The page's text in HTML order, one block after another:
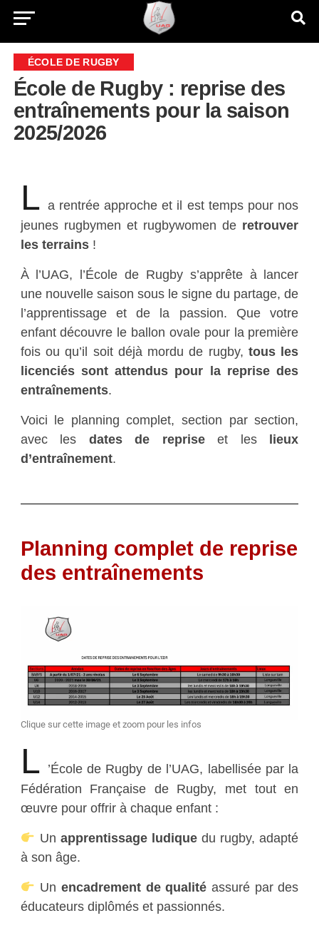
ÉCOLE DE RUGBY
École de Rugby : reprise des
entraînements pour la saison
2025/2026
L a rentrée approche et il est temps pour nos
jeunes rugbymen et rugbywomen de retrouver
les terrains!
À l’UAG, l’École de Rugby s’apprête à lancer
une nouvelle saison sous le signe du partage, de
l’apprentissage et de la passion. Que votre
enfant découvre le ballon ovale pour la première
fois ou qu’il soit déjà mordu de rugby,tous les
licenciés sont attendus pour la reprise des
entraînements.
Voici le planning complet, section par section,
avec les dates de repriseet les lieux
d’entraînement.
Planning complet de reprise
des entraînements
Clique sur cette image et zoom pour les infos
L ’École de Rugby de l’UAG, labellisée par la
Fédération Française de Rugby, met tout en
œuvre pour offrir à chaque enfant :
Un apprentissage ludiquedu rugby, adapté
à son âge.
Un encadrement de qualité assuré par des
éducateurs diplômés et passionnés.